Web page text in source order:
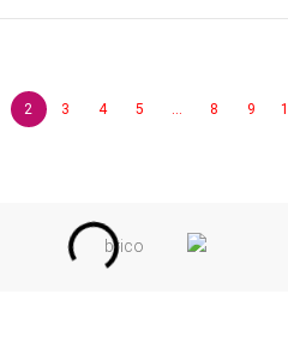
2 3 4 5 … 8 9